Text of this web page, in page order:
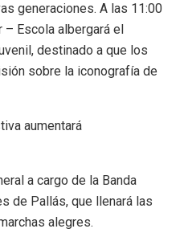
generaciones. A las 11:00
– Escola albergará el
destinado a que los
sobre la iconografía de
aumentará
a cargo de la Banda
de Pallás, que llenará las
alegres.